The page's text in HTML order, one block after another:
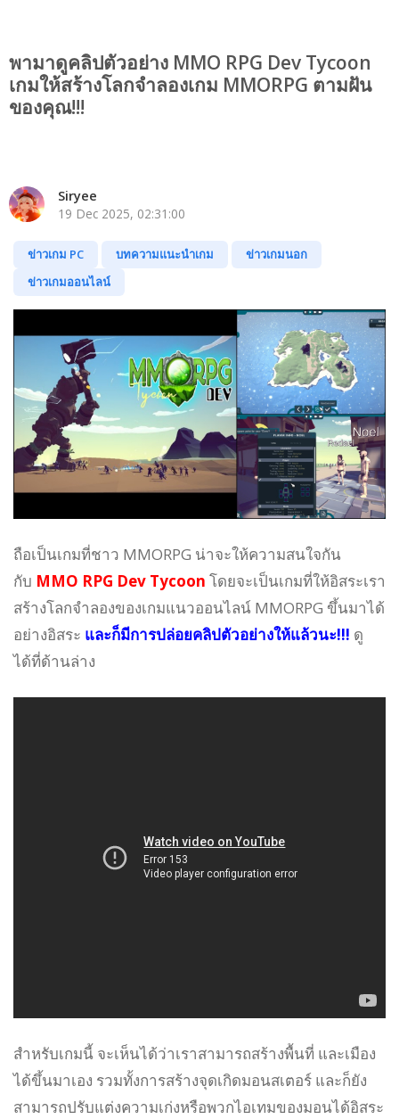
พามาดูคลิปตัวอย่าง MMO RPG Dev Tycoon
เกมให้สร้างโลกจำลองเกม MMORPG ตามฝัน
ของคุณ!!!
Siryee
19 Dec 2025, 02:31:00
ข่าวเกม PC บทความแนะนำเกม
ข่าวเกมนอก
ข่าวเกมออนไลน์
ถือเป็นเกมที่ชาว MMORPG น่าจะให้ความสนใจกัน
กับ MMO RPG Dev Tycoon โดยจะเป็นเกมที่ให้อิสระเรา
สร้างโลกจำลองของเกมแนวออนไลน์ MMORPG ขึ้นมาได้
อย่างอิสระ และก็มีการปล่อยคลิปตัวอย่างให้แล้วนะ!!! ดู
ได้ที่ด้านล่าง
สำหรับเกมนี้ จะเห็นได้ว่าเราสามารถสร้างพื้นที่ และเมือง
ได้ขึ้นมาเอง รวมทั้งการสร้างจุดเกิดมอนสเตอร์ และก็ยัง
สามารถปรับแต่งความเก่งหรือพวกไอเทมของมอนได้อิสระ